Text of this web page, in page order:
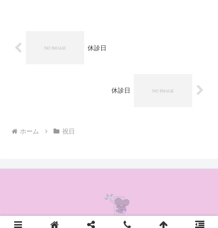
休診日
休診日
ホーム 祝日
© 2020 かんの耳鼻咽喉科クリニック.